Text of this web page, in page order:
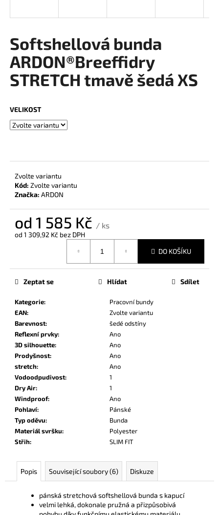
Softshellová bunda
ARDON®Breeffidry
STRETCH tmavě šedá XS
VELIKOST
Zvolte variantu
Kód: Zvolte variantu
Značka: ARDON
od 1 585 Kč / ks
od 1 309,92 Kč bez DPH
DO KOŠÍKU
Kategorie:
Pracovní bundy
EAN:
Zvolte variantu
Barevnost:
šedé odstíny
Reflexní prvky:
Ano
3D silhouette:
Ano
Prodyšnost:
Ano
stretch:
Ano
Vodoodpudivost:
1
Dry Air:
1
Windproof:
Ano
Pohlaví:
Pánské
Typ oděvu:
Bunda
Materiál svršku:
Polyester
Střih: SLIM FIT
Zeptat se Hlídat Sdílet
Popis Související soubory (6) Diskuze
pánská stretchová softshellová bunda s kapucí
velmi lehká, dokonale pružná a přizpůsobivá
í
t
?
p
o
u
u